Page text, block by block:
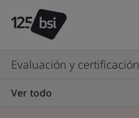
Evaluación y certificación
Ver todo